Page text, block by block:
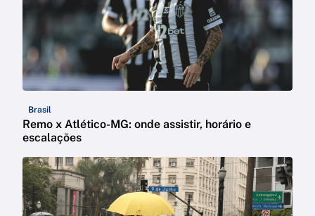
Brasil
Remo x Atlético-MG: onde assistir, horário e
escalações